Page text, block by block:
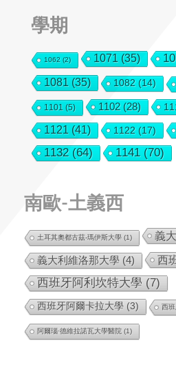
學期
1062 (2) 1071 (35)
1081 (35) 1082 (14)
1101 (5) 1102(28)
1121 (41) 1122 (17)
1132(64) 1141 (70)
南歐-土義西
土耳其奧都古茲-瑪伊斯大學 (1) 義
義大利維洛那大學 (4) 西
西班牙阿利坎特大學 (7)
西班牙阿爾卡拉大學 (3) 西
阿爾瑙·德維拉諾瓦大學醫院 (1)